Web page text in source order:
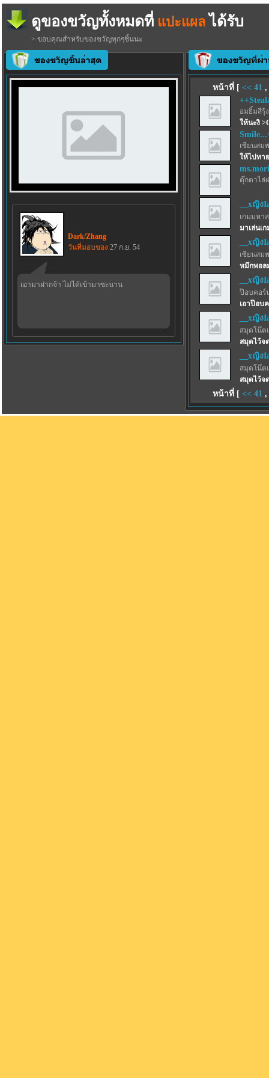
ดูของขวัญทั้งหมดที่ แปะแผล ได้รับ
> ขอบคุณสำหรับของขวัญทุกๆชิ้นนะ
Dark/Zhang
วันที่มอบของ 27 ก.ย. 54
เอามาฝากจ้า ไม่ได้เข้ามาซะนาน
หน้าที่ [ << 41 ,
อมยิ้มสีรุ้ง
ให้นะงิ
เซียนสม
ให้ไปทา
ตุ๊กตาไล่
__xญิง
เกมมหา
มาเล่นเ
__xญิง
เซียนสม
หมึกพอล
__xญิง
ป๊อบคอร์
เอาป๊อบ
__xญิง
สมุดโน๊ต
สมุดไว้จ
__xญิง
สมุดโน๊ต
สมุดไว้จ
หน้าที่ [ << 41 ,